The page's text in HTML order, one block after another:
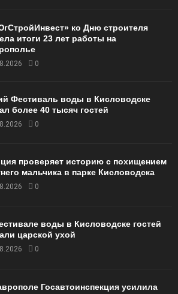
ко Дню строителя
итоги 23 лет работы на
0
Фестиваль воды в Кисловодске
более 40 тысяч гостей
0
проверяет историю с похищением
мальчика в парке Кисловодска
0
воды в Кисловодске гостей
царской ухой
0
Госавтоинспекция усилила